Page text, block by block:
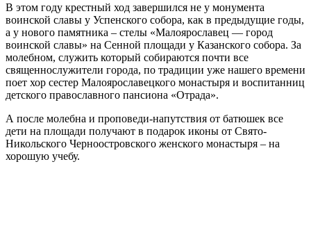
В этом году крестный ход завершился не у монумента
воинской славы у Успенского собора, как в предыдущие годы,
а у нового памятника – стелы «Малоярославец — город
воинской славы» на Сенной площади у Казанского собора. За
молебном, служить который собираются почти все
священнослужители города, по традиции уже нашего времени
поет хор сестер Малоярославецкого монастыря и воспитанниц
детского православного пансиона «Отрада».
А после молебна и проповеди-напутствия от батюшек все
дети на площади получают в подарок иконы от Свято-
Никольского Черноостровского женского монастыря – на
хорошую учебу.